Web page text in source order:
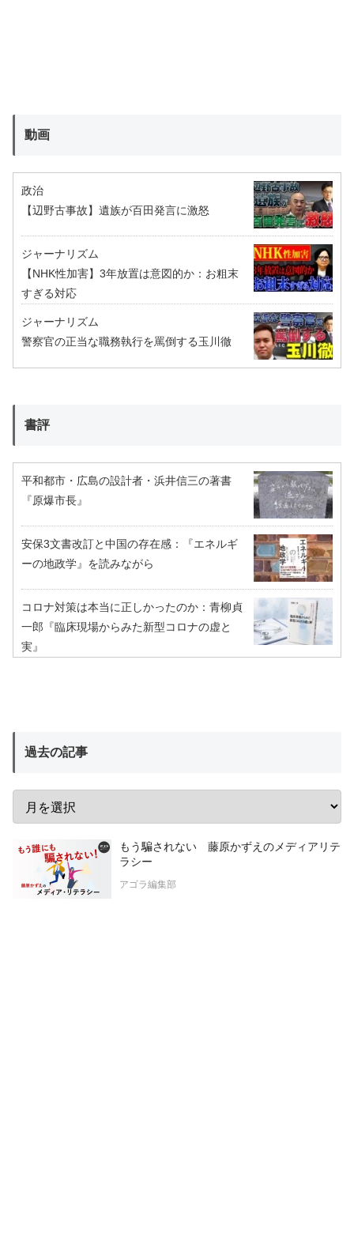
動画
政治
【辺野古事故】遺族が百田発言に激怒
ジャーナリズム
【NHK性加害】3年放置は意図的か：お粗末
すぎる対応
ジャーナリズム
警察官の正当な職務執行を罵倒する玉川徹
書評
平和都市・広島の設計者・浜井信三の著書
『原爆市長』
安保3文書改訂と中国の存在感：『エネルギ
ーの地政学』を読みながら
コロナ対策は本当に正しかったのか：青柳貞
一郎『臨床現場からみた新型コロナの虚と
実』
過去の記事
もう騙されない 藤原かずえのメディアリテ
ラシー
アゴラ編集部